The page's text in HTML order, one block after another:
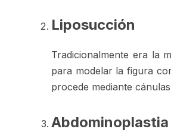
Liposucción
Tradicionalmente era la
para modelar la figura
procede mediante
Abdominoplastia